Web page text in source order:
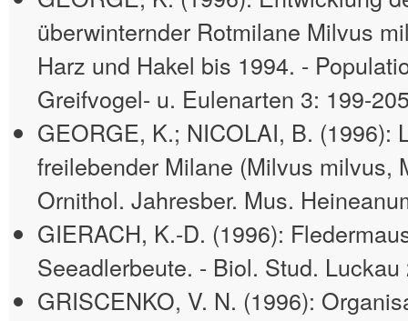
überwinternder Rotmilane Milvus
Harz und Hakel bis 1994. -
Greifvogel- u. Eulenarten 3: 199-
GEORGE, K.; NICOLAI, B. (1996):
freilebender Milane (Milvus milvus,
Ornithol. Jahresber. Mus.
GIERACH, K.-D. (1996):
Seeadlerbeute. - Biol. Stud. Luckau
GRISCENKO, V. N. (1996):